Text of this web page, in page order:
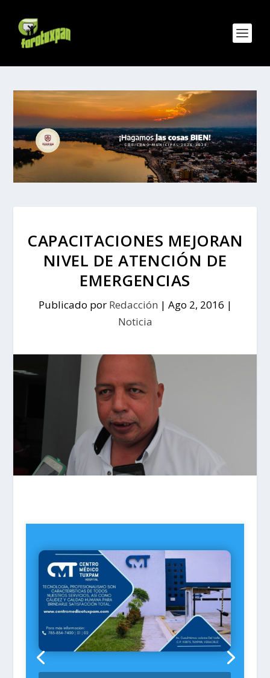
CAPACITACIONES MEJORAN
NIVEL DE ATENCIÓN DE
EMERGENCIAS
Publicado por Redacción | Ago 2, 2016 |
Noticia